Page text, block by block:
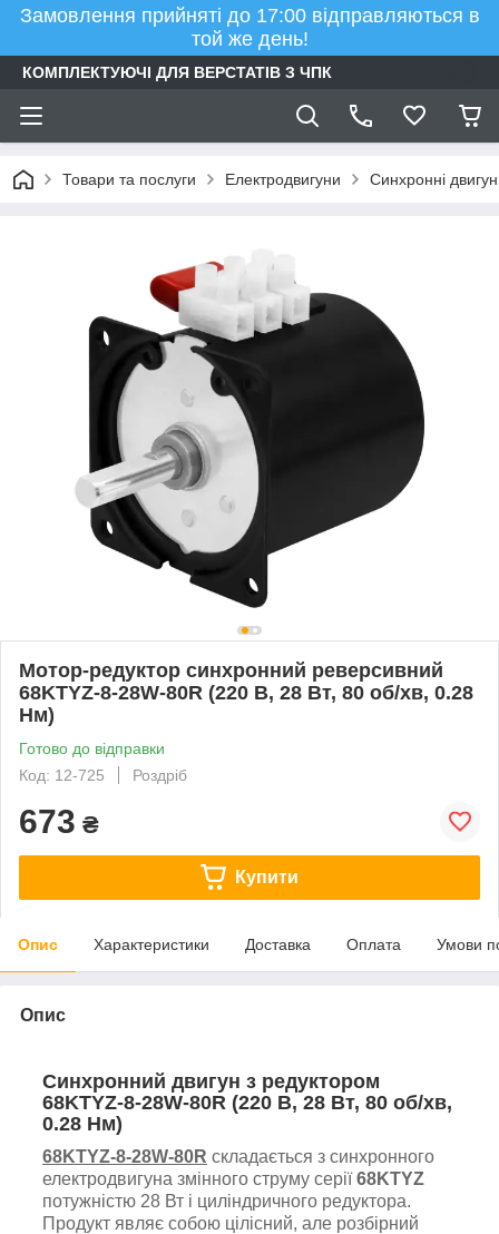
Замовлення прийняті до 17:00 відправляються в
той же день!
КОМПЛЕКТУЮЧІ ДЛЯ ВЕРСТАТІВ З ЧПК
Товари та послуги Електродвигуни Синхронні
Мотор-редуктор синхронний реверсивний
68KTYZ-8-28W-80R (220 В, 28 Вт, 80 об/хв, 0.28
Нм)
Готово до відправки
Код: 12-725
Роздріб
673 ₴
Купити
Опис Характеристики Доставка Оплата Умови
Опис
Синхронний двигун з редуктором
68KTYZ-8-28W-80R (220 В, 28 Вт, 80 об/хв,
0.28 Нм)
68KTYZ-8-28W-80R складається з синхронного
електродвигуна змінного струму серії68KTYZ
потужністю 28 Вт і циліндричного редуктора.
Продукт являє собою цілісний, але розбірний